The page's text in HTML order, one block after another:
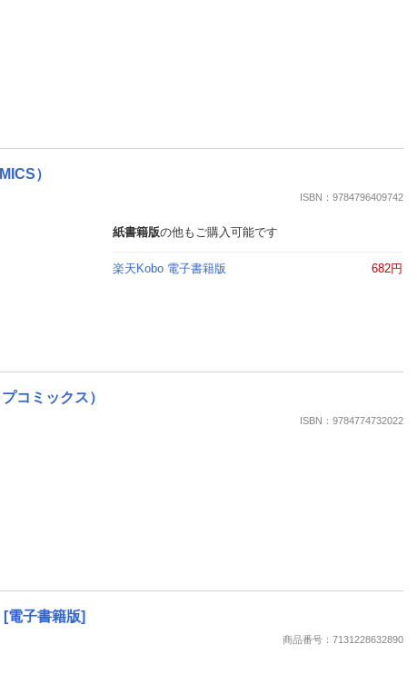
）
ISBN：9784796409742
紙書籍版の他もご購入可能です
楽天Kobo 電子書籍版 682円
コミックス）
ISBN：9784774732022
電子書籍版]
商品番号：7131228632890